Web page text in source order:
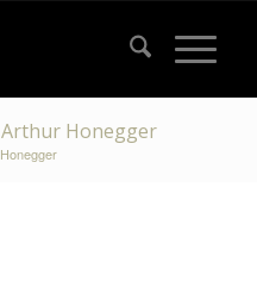
Arthur Honegger